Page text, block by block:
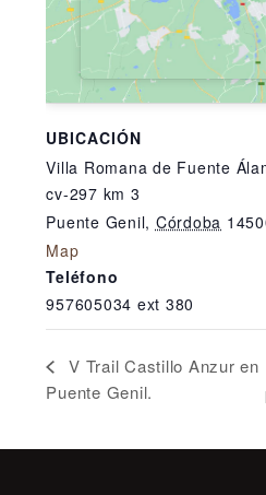
UBICACIÓN
Villa Romana de Fuente
cv-297 km 3
Puente Genil, Córdoba
Map
Teléfono
957605034 ext 380
V Trail Castillo Anzur en
Puente Genil.